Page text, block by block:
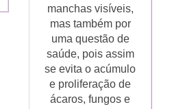
manchas visíveis,
mas também por
uma questão de
saúde, pois assim
se evita o acúmulo
e proliferação de
ácaros, fungos e